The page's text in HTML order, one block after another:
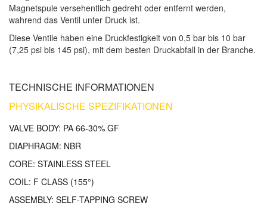
Magnetspule versehentlich gedreht oder entfernt werden,
wahrend das Ventil unter Druck ist.
Diese Ventile haben eine Druckfestigkeit von 0,5 bar bis 10 bar
(7,25 psi bis 145 psi), mit dem besten Druckabfall in der Branche.
TECHNISCHE INFORMATIONEN
PHYSIKALISCHE SPEZIFIKATIONEN
VALVE BODY: PA 66-30% GF
DIAPHRAGM: NBR
CORE: STAINLESS STEEL
COIL: F CLASS (155°)
ASSEMBLY: SELF-TAPPING SCREW